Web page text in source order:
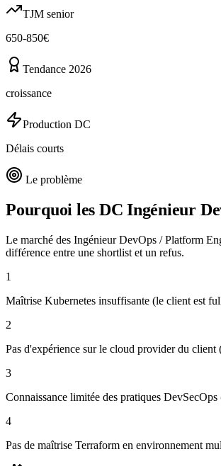
TJM senior
650-850€
Tendance 2026
croissance
Production DC
Délais courts
Le problème
Pourquoi les DCIngénieur
Le marché des Ingénieur DevOps / Platform
différence entre une shortlist et un refus.
1
Maîtrise Kubernetes insuffisante (le client est
2
Pas d'expérience sur le cloud provider du
3
Connaissance limitée des pratiques
4
Pas de maîtrise Terraform en environnement